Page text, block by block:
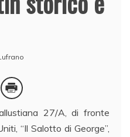
27/A, di fronte
“Il Salotto di George”,